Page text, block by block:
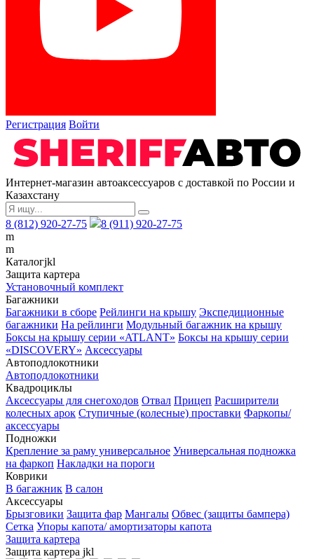
Регистрация Войти
Интернет-магазин автоаксессуаров с доставкой по России и
Казахстану
8 (812) 920-27-75
8 (911) 920-27-75
m
m
Каталогjkl
Защита картера
Установочный комплект
Багажники
Багажники в сборе Рейлинги на крышу Экспедиционные
багажники На рейлинги Модульный багажник на крышу
Боксы на крышу серии «ATLANT» Боксы на крышу серии
«DISCOVERY» Аксессуары
Автоподлокотники
Автоподлокотники
Квадроциклы
Аксессуары для снегоходов Отвал Прицеп Расширители
колесных арок Ступичные (колесные) проставки Фаркопы/
аксессуары
Подножки
Крепление за раму универсальное Универсальная подножка
на фаркоп Накладки на пороги
Коврики
В багажник В салон
Аксессуары
Брызговики Защита фар Мангалы Обвес (защиты бампера)
Сетка Упоры капота/ амортизаторы капота
Защита картера
Защита картера jkl